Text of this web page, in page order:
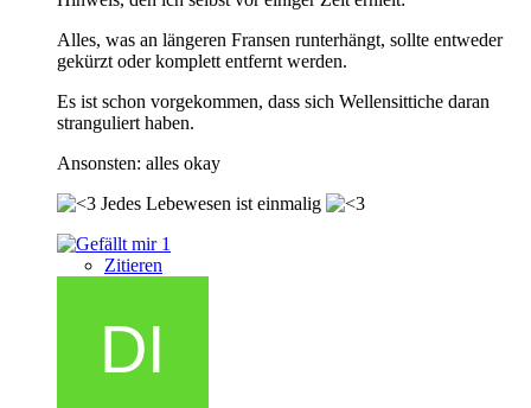
Alles, was an längeren Fransen runterhängt, sollte entweder
gekürzt oder komplett entfernt werden.
Es ist schon vorgekommen, dass sich Wellensittiche daran
stranguliert haben.
Ansonsten: alles okay
Jedes Lebewesen ist einmalig
1
Zitieren